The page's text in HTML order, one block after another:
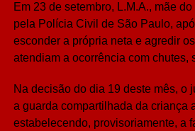
Em 23 de setembro, L.M.A., mãe
pela Polícia Civil de São Paulo,
esconder a própria neta e agredir
atendiam a ocorrência com chutes,
Na decisão do dia 19 deste mês, o
a guarda compartilhada da criança
estabelecendo, provisoriamente, a